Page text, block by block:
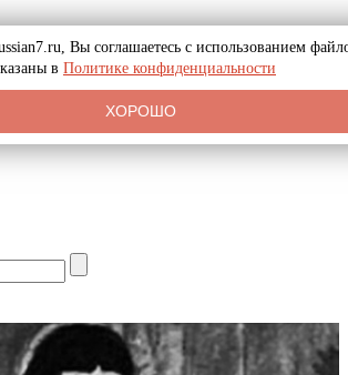
Вы соглашаетесь с использованием
в Политике конфиденциальности
ХОРОШО